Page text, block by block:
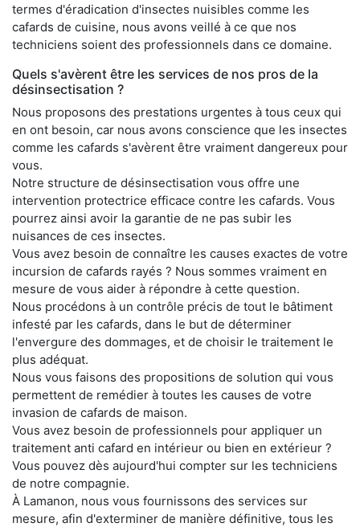
termes d'éradication d'insectes nuisibles comme les
cafards de cuisine, nous avons veillé à ce que nos
techniciens soient des professionnels dans ce domaine.
Quels s'avèrent être les services de nos pros de la
désinsectisation ?
Nous proposons des prestations urgentes à tous ceux qui
en ont besoin, car nous avons conscience que les insectes
comme les cafards s'avèrent être vraiment dangereux pour
vous.
Notre structure de désinsectisation vous offre une
intervention protectrice efficace contre les cafards. Vous
pourrez ainsi avoir la garantie de ne pas subir les
nuisances de ces insectes.
Vous avez besoin de connaître les causes exactes de votre
incursion de cafards rayés ? Nous sommes vraiment en
mesure de vous aider à répondre à cette question.
Nous procédons à un contrôle précis de tout le bâtiment
infesté par les cafards, dans le but de déterminer
l'envergure des dommages, et de choisir le traitement le
plus adéquat.
Nous vous faisons des propositions de solution qui vous
permettent de remédier à toutes les causes de votre
invasion de cafards de maison.
Vous avez besoin de professionnels pour appliquer un
traitement anti cafard en intérieur ou bien en extérieur ?
Vous pouvez dès aujourd'hui compter sur les techniciens
de notre compagnie.
À Lamanon, nous vous fournissons des services sur
mesure, afin d'exterminer de manière définitive, tous les